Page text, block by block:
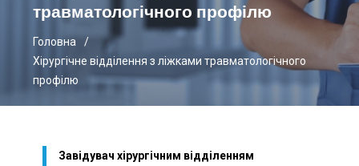
травматологічного профілю
Головна
Хірургічне відділення з ліжками травматологічного
профілю
Завідувач хірургічним відділенням